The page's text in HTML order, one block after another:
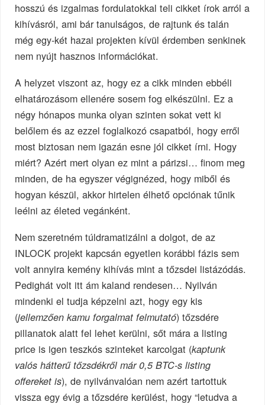
hosszú és izgalmas fordulatokkal teli cikket írok arról a
kihívásról, ami bár tanulságos, de rajtunk és talán
még egy-két hazai projekten kívül érdemben senkinek
nem nyújt hasznos információkat.
A helyzet viszont az, hogy ez a cikk minden ebbéli
elhatározásom ellenére sosem fog elkészülni. Ez a
négy hónapos munka olyan szinten sokat vett ki
belőlem és az ezzel foglalkozó csapatból, hogy erről
most biztosan nem igazán esne jól cikket írni. Hogy
miért? Azért mert olyan ez mint a párizsi… finom meg
minden, de ha egyszer végignézed, hogy miből és
hogyan készül, akkor hirtelen élhető opciónak tűnik
leélni az életed vegánként.
Nem szeretném túldramatizálni a dolgot, de az
INLOCK projekt kapcsán egyetlen korábbi fázis sem
volt annyira kemény kihívás mint a tőzsdei listázódás.
Pedighát volt itt ám kaland rendesen… Nyilván
mindenki el tudja képzelni azt, hogy egy kis
(jellemzően kamu forgalmat felmutató) tőzsdére
pillanatok alatt fel lehet kerülni, sőt mára a listing
price is igen teszkós szinteket karcolgat (kaptunk
valós hátterű tőzsdékről már 0,5 BTC-s listing
offereket is), de nyilvánvalóan nem azért tartottuk
vissza egy évig a tőzsdére kerülést, hogy “letudva a